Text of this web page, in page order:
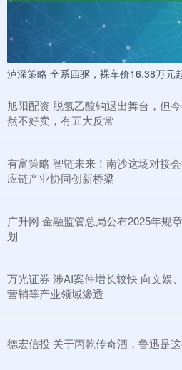
泸深策略 全系四驱，裸车价16.38万元
旭阳配资 脱氢乙酸钠退出舞台，但
然不好卖，有五大反常
有富策略 智链未来！南沙这场对接
应链产业协同创新桥梁
广升网 金融监管总局公布2025年规
划
万光证券 涉AI案件增长较快 向文娱
营销等产业领域渗透
德宏信投 关于丙乾传奇酒，鲁迅是